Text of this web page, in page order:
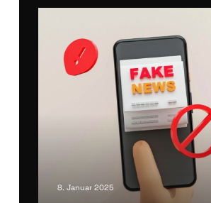
8. Januar 2025